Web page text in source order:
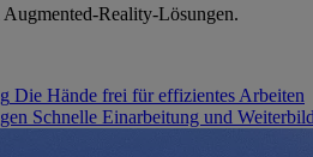
Reality-Lösungen.
Die Hände frei für effizientes Arbeiten
Schnelle Einarbeitung und